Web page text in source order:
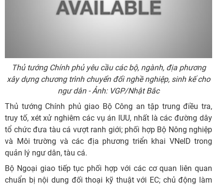
Thủ tướng Chính phủ yêu cầu các bộ, ngành, địa phương
xây dựng chương trình chuyển đổi nghề nghiệp, sinh kế cho
ngư dân - Ảnh: VGP/Nhật Bắc
Thủ tướng Chính phủ giao Bộ Công an tập trung điều tra,
truy tố, xét xử nghiêm các vụ án IUU, nhất là các đường dây
tổ chức đưa tàu cá vượt ranh giới; phối hợp Bộ Nông nghiệp
và Môi trường và các địa phương triển khai VNeID trong
quản lý ngư dân, tàu cá.
Bộ Ngoại giao tiếp tục phối hợp với các cơ quan liên quan
chuẩn bị nội dung đối thoại kỹ thuật với EC; chủ động làm